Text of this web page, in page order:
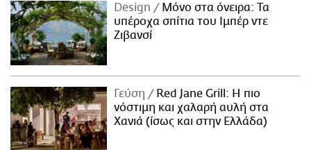
Design
Μόνο στα όνειρα: Τα
υπέροχα σπίτια του Ιμπέρ ντε
Ζιβανσί
Γεύση
Red Jane Grill: Η πιο
νόστιμη και χαλαρή αυλή στα
Χανιά (ίσως και στην Ελλάδα)